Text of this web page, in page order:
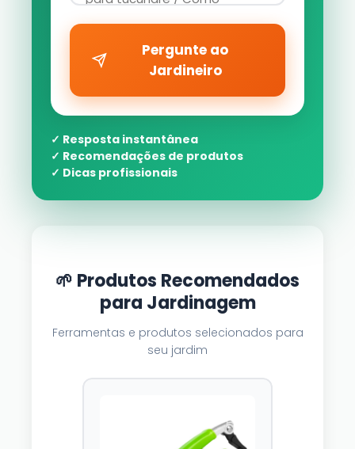
Pergunte ao
Jardineiro
✓ Resposta instantânea
✓ Recomendações de produtos
✓ Dicas profissionais
🌱 Produtos Recomendados
para Jardinagem
Ferramentas e produtos selecionados para
seu jardim